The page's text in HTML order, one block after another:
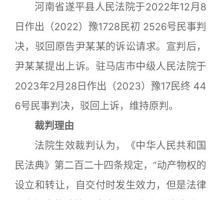
河南省遂平县人民法院于2022年12月8
日作出（2022）豫1728民初 2526号民事判
决，驳回原告尹某某的诉讼请求。宣判后，
尹某某提出上诉。驻马店市中级人民法院于
2023年2月28日作出（2023）豫17民终 44
6号民事判决，驳回上诉，维持原判。
裁判理由
法院生效裁判认为，《中华人民共和国
民法典》第二百二十四条规定，“动产物权的
设立和转让，自交付时发生效力，但是法律